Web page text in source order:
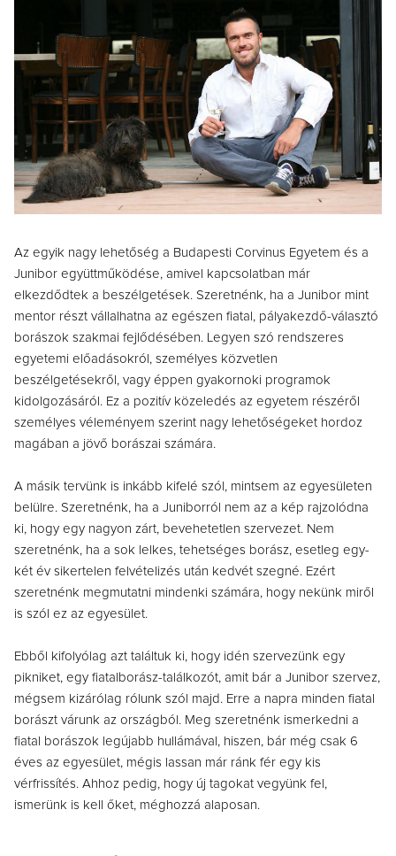
Az egyik nagy lehetőség a Budapesti Corvinus Egyetem és a
Junibor együttműködése, amivel kapcsolatban már
elkezdődtek a beszélgetések. Szeretnénk, ha a Junibor mint
mentor részt vállalhatna az egészen fiatal, pályakezdő-választó
borászok szakmai fejlődésében. Legyen szó rendszeres
egyetemi előadásokról, személyes közvetlen
beszélgetésekről, vagy éppen gyakornoki programok
kidolgozásáról. Ez a pozitív közeledés az egyetem részéről
személyes véleményem szerint nagy lehetőségeket hordoz
magában a jövő borászai számára.
A másik tervünk is inkább kifelé szól, mintsem az egyesületen
belülre. Szeretnénk, ha a Juniborról nem az a kép rajzolódna
ki, hogy egy nagyon zárt, bevehetetlen szervezet. Nem
szeretnénk, ha a sok lelkes, tehetséges borász, esetleg egy-
két év sikertelen felvételizés után kedvét szegné. Ezért
szeretnénk megmutatni mindenki számára, hogy nekünk miről
is szól ez az egyesület.
Ebből kifolyólag azt találtuk ki, hogy idén szervezünk egy
pikniket, egy fiatalborász-találkozót, amit bár a Junibor szervez,
mégsem kizárólag rólunk szól majd. Erre a napra minden fiatal
borászt várunk az országból. Meg szeretnénk ismerkedni a
fiatal borászok legújabb hullámával, hiszen, bár még csak 6
éves az egyesület, mégis lassan már ránk fér egy kis
vérfrissítés. Ahhoz pedig, hogy új tagokat vegyünk fel,
ismerünk is kell őket, méghozzá alaposan.